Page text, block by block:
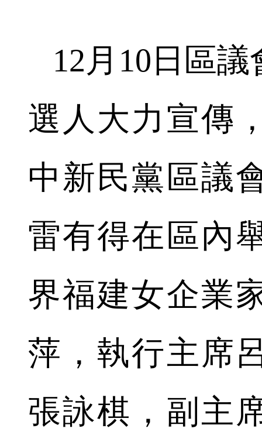
12月10日區議
選人大力宣傳
中新民黨區議
雷有得在區內
界福建女企業
萍，執行主席
張詠棋，副主